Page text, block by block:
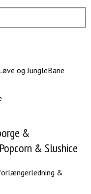
og JungleBane
&
& Slushice
&